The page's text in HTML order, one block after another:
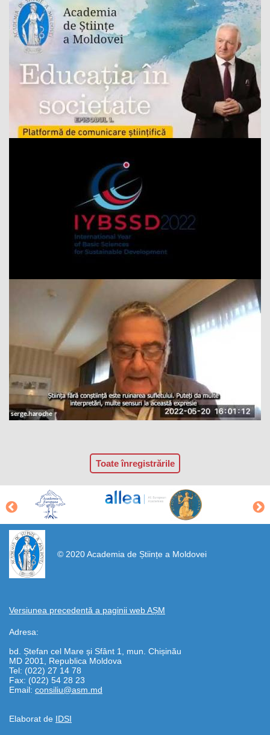
Toate înregistrările
© 2020 Academia de Științe a Moldovei
Versiunea precedentă a paginii web AȘM
Adresa:
bd. Ștefan cel Mare și Sfânt 1, mun. Chișinău
MD 2001, Republica Moldova
Tel: (022) 27 14 78
Fax: (022) 54 28 23
Email: consiliu@asm.md
Elaborat de IDSI
https://propletenie.ru/